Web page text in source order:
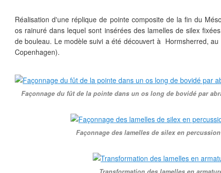
Réalisation d'une réplique de pointe composite de la fin du
os rainuré dans lequel sont insérées des lamelles de silex
de bouleau. Le modèle suivi a été découvert à Hormsherred,
Copenhagen).
Façonnage du fût de la pointe dans un os long de bovidé par
Façonnage des lamelles de silex en